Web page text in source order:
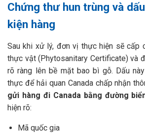
Chứng thư hun trùng và
kiện hàng
Sau khi xử lý, đơn vị thực hiện sẽ cấp
thực vật (Phytosanitary Certificate) và
rõ ràng lên bề mặt bao bì gỗ. Dấu
thực để hải quan Canada chấp nhận
gửi hàng đi Canada bằng đường
hiện rõ:
Mã quốc gia